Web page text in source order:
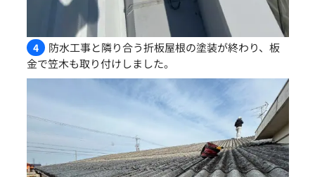
4
防水工事と隣り合う折板屋根の塗装が終わり、板
金で笠木も取り付けしました。